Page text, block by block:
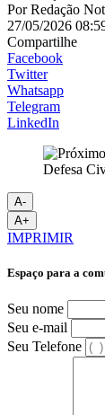
PorRedação
27/05/2026
Compartilhe
Facebook
Twitter
Whatsapp
Telegram
LinkedIn
Defesa
A-
A+
IMPRIMIR
Espaço para a
Seu nome
Seu e-mail
Seu Telefone